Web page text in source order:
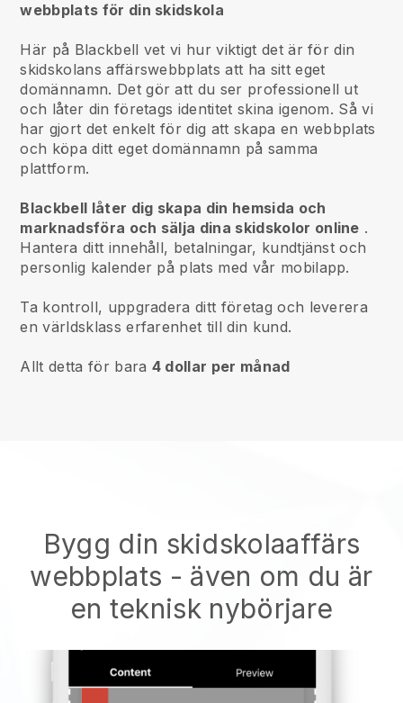
webbplats för din skidskola
Här på Blackbell vet vi hur viktigt det är för din
skidskolans affärswebbplats att ha sitt eget
domännamn. Det gör att du ser professionell ut
och låter din företags identitet skina igenom. Så vi
har gjort det enkelt för dig att skapa en webbplats
och köpa ditt eget domännamn på samma
plattform.
Blackbell låter dig skapa din hemsida och
marknadsföra och sälja dina skidskolor online .
Hantera ditt innehåll, betalningar, kundtjänst och
personlig kalender på plats med vår mobilapp.
Ta kontroll, uppgradera ditt företag och leverera
en världsklass erfarenhet till din kund.
Allt detta för bara 4 dollar per månad
Bygg din skidskolaaffärs
webbplats - även om du är
en teknisk nybörjare